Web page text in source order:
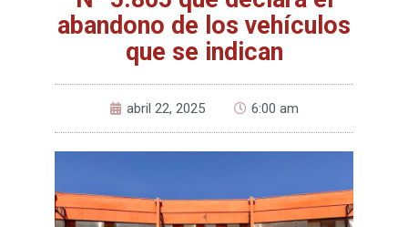
abandono de los vehículos
que se indican
abril 22, 2025 6:00 am